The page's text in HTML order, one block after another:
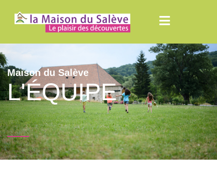
Maison du Salève
L'ÉQUIPE